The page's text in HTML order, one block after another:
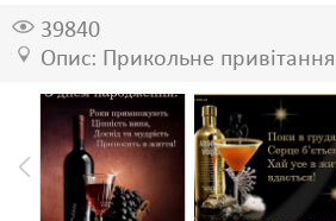
39840
Опис: Прикольне